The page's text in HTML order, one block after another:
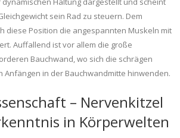
sein Rad zu steuern. Dem
diese Position die angespannten Muskeln mit
Auffallend ist vor allem die große
Bauchwand, wo sich die schrägen
Anfängen in der Bauchwandmitte hinwenden.
– Nervenkitzel
in Körperwelten